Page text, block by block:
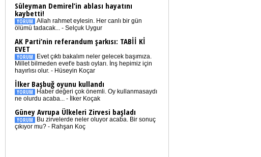
Süleyman Demirel’in ablası hayatını
kaybetti!
YORUM Allah rahmet eylesin. Her canlı bir gün
ölümü tadacak... - Selçuk Uygur
AK Parti’nin referandum şarkısı: TABİİ Kİ
EVET
YORUM
Evet çıktı bakalım neler gelecek başımıza.
Millet bilmeden evet'e bastı oyları. İnş hepimiz için
hayırlısı olur. - Hüseyin Koçar
İlker Başbuğ oyunu kullandı
YORUM
Haber değeri çok önemli. Oy kullanmasaydı
ne olurdu acaba... - İlker Koçak
Güney Avrupa Ülkeleri Zirvesi başladı
YORUM
Bu zirvelerde neler oluyor acaba. Bir sonuç
çıkıyor mu? - Rahşan Koç